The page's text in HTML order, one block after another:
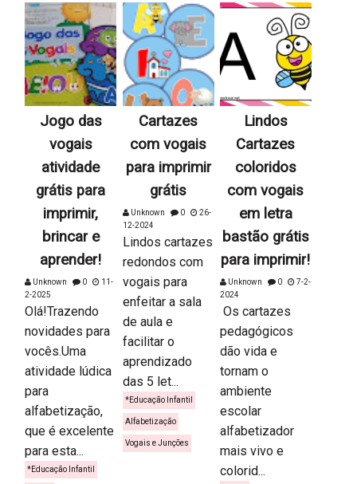
Jogo das
vogais
atividade
grátis para
imprimir,
brincar e
aprender!
Unknown 0
11-
2-2025
Olá!Trazendo
novidades para
vocês.Uma
atividade lúdica
para
alfabetização,
que é excelente
para esta...
*Educação Infantil
Cartazes
com vogais
para imprimir
grátis
Unknown 0
26-
12-2024
Lindos cartazes
redondos com
vogais para
enfeitar a sala
de aula e
facilitar o
aprendizado
das 5 let...
*Educação Infantil
Alfabetização
Vogais e Junções
Lindos
Cartazes
coloridos
com vogais
em letra
bastão grátis
para imprimir!
Unknown 0
7-2-
2024
Os cartazes
pedagógicos
dão vida e
tornam o
ambiente
escolar
alfabetizador
mais vivo e
colorid...